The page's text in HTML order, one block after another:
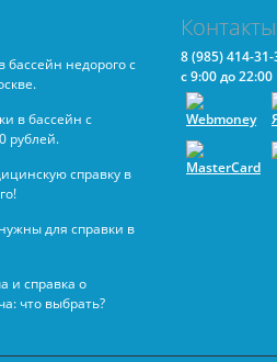
бассейн недорого с
в бассейн с
рублей.
справку в
для справки в
и справка о
что выбрать?
Контакты
8(985) 414-31-
с 9:00 до 22:00